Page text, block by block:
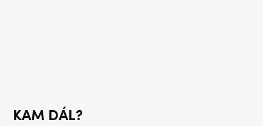
KAM DÁL?